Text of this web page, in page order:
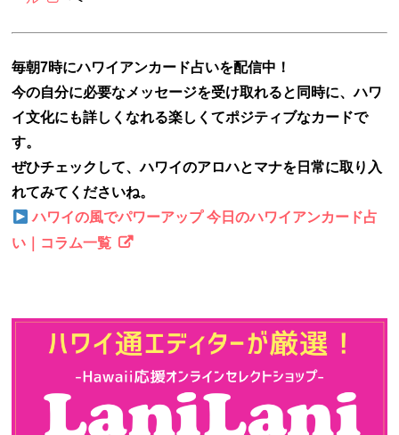
毎朝7時にハワイアンカード占いを配信中！
今の自分に必要なメッセージを受け取れると同時に、ハワ
イ文化にも詳しくなれる楽しくてポジティブなカードで
す。
ぜひチェックして、ハワイのアロハとマナを日常に取り入
れてみてくださいね。
ハワイの風でパワーアップ 今日のハワイアンカード占
い｜コラム一覧